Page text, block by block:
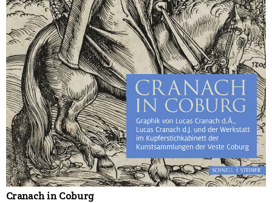
Cranach in Coburg